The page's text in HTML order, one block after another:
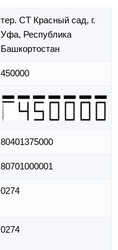
тер. СТ Красный сад, г.
Уфа, Республика
Башкортостан
450000
80401375000
80701000001
0274
0274